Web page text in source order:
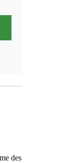
des